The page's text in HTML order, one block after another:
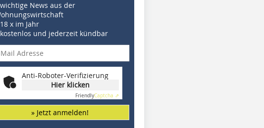
News aus der
x im Jahr
und jederzeit kündbar
Anti-Roboter-Verifizierung
Hier klicken
FriendlyCaptcha ⇗
» Jetzt anmelden!